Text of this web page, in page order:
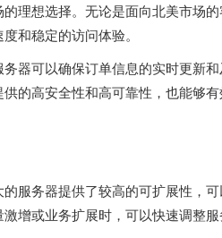
理想选择。无论是面向北美市场
和稳定的访问体验。
器可以确保订单信息的实时更新
的高安全性和高可靠性，也能够
服务器提供了较高的可扩展性，
增或业务扩展时，可以快速调整